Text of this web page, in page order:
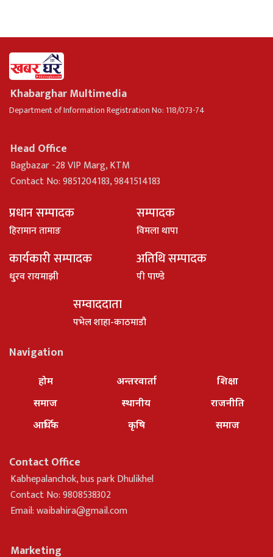
Khabarghar Multimedia
Department of Information Registration No: 118/073-74
Head Office
Bagbazar -28 VIP Marg, KTM
Contact No: 9851204183, 9841514183
प्रधान सम्पादक
हिरामान तामाङ
सम्पादक
विमला थापा
कार्यकारी सम्पादक
धु्रव रायमाझी
अतिथि सम्पादक
पी पाण्डे
सम्वाददाता
पभेल शाहा-काठमाडौ
Navigation
होम
समाज
आर्थिक
अन्तरवार्ता
स्थानीय
कृषि
शिक्षा
राजनीति
समाज
Contact Office
Kabhepalanchok, bus park Dhulikhel
Contact No: 9808538302
Email:waibahira@gmail.com
Marketing